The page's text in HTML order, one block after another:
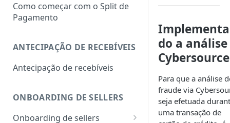
Como começar com o Split de
Pagamento
ANTECIPAÇÃO DE RECEBÍVEIS
Antecipação de recebíveis
ONBOARDING DE SELLERS
Onboarding de sellers
do a análise
Cybersource
Para que a análise
fraude via
seja efetuada
uma transação de